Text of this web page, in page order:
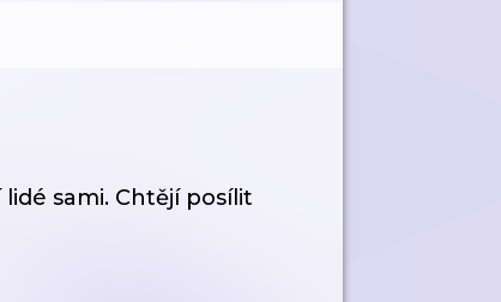
sami. Chtějí posílit